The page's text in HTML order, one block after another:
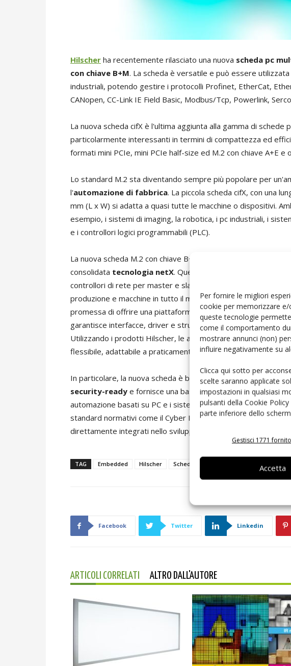
Per fornire le migliori
cookie per memorizzare
queste tecnologie
come il comportamento
mostrare annunci (non)
influire negativamente su
Clicca qui sotto per
scelte saranno applicate
impostazioni in qualsiasi
pulsanti della Cookie
parte inferiore dello
Gestisci 1771
Accetta
Hilscher ha recentemente rilasciato una nuova scheda pc
con chiave B+M. La scheda è versatile e può essere
industriali, potendo gestire i protocolli Profinet, EtherCat,
CANopen, CC-Link IE Field Basic, Modbus/Tcp, Powerlink,
La nuova scheda cifX è l'ultima aggiunta alla gamma di schede
particolarmente interessanti in termini di compattezza ed
formati mini PCIe, mini PCIe half-size ed M.2 con chiave A+E e
Lo standard M.2 sta diventando sempre più popolare per
l'automazione di fabbrica. La piccola scheda cifX, con una
mm (L x W) si adatta a quasi tutte le macchine o dispositivi.
esempio, i sistemi di imaging, la robotica, i pc industriali, i
e i controllori logici programmabili (PLC).
La nuova scheda M.2 con chiave B+M, come tutte le schede
consolidata tecnologia netX. Questa tecnologia, sviluppata
controllori di rete per master e slave, e conta già più di 22
produzione e macchine in tutto il mondo. Attraverso la
promessa di offrire una piattaforma unificata per la
garantisce interfacce, driver e strumenti standardizzati, per
Utilizzando i prodotti Hilscher, le aziende possono contare su
flessibile, adattabile a praticamente tutte le applicazioni di
In particolare, la nuova scheda è basata sul controller di
security-ready e fornisce una base ideale per la
automazione basati su PC e i sistemi di produzione. Grazie
standard normativi come il Cyber Resilience Act (CRA) e le
direttamente integrati nello sviluppo delle nuove soluzioni
TAG Embedded Hilscher Schede
Facebook Twitter Linkedin
ARTICOLI CORRELATI ALTRO DALL'AUTORE